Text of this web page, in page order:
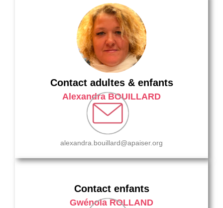
Contact adultes & enfants
Alexandra BOUILLARD
alexandra.bouillard@apaiser.org
Contact enfants
Gwénola ROLLAND